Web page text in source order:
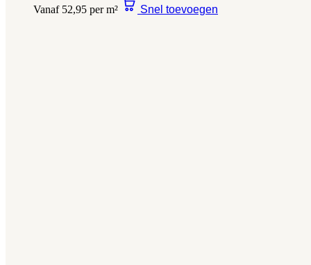
Vanaf 52,95 per m² Snel toevoegen